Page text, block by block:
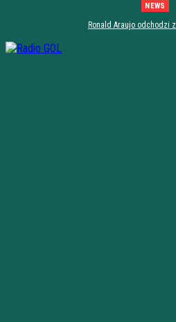
NEWS
Ronald Araujo odchodzi